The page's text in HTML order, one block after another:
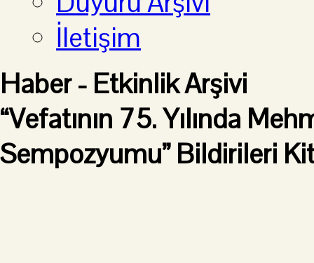
İletişim
Haber - Etkinlik Arşivi
“Vefatının 75. Yılında
Sempozyumu” Bildirileri